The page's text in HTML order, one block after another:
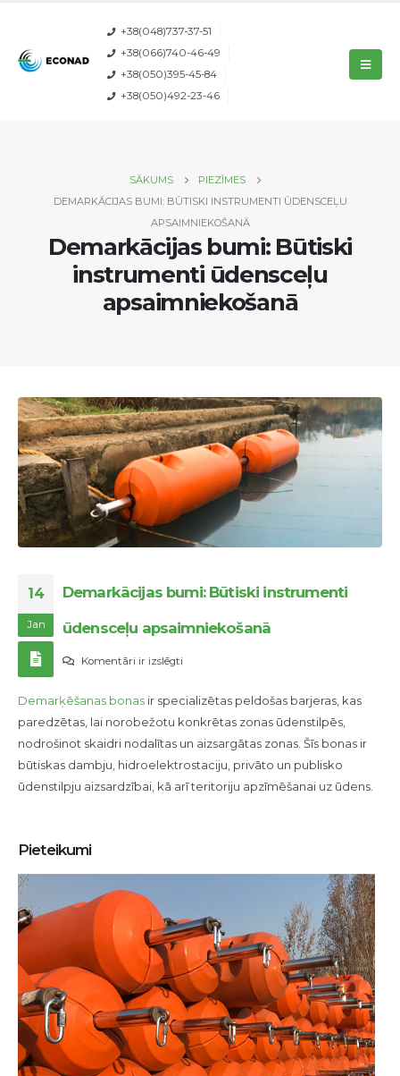
+38(048)737-37-51
+38(066)740-46-49
+38(050)395-45-84
+38(050)492-23-46
SĀKUMS
PIEZĪMES
DEMARKĀCIJAS BUMI: BŪTISKI INSTRUMENTI ŪDENSCEĻU
APSAIMNIEKOŠANĀ
Demarkācijas bumi: Būtiski
instrumenti ūdensceļu
apsaimniekošanā
14
Jan
Demarkācijas bumi: Būtiski instrumenti
ūdensceļu apsaimniekošanā
Komentāri ir izslēgtiDemarkācijas
Būtiski
instrumenti
ūdensceļu
apsaimniekošanā
Demarķēšanas bonas ir specializētas peldošas barjeras, kas
paredzētas, lai norobežotu konkrētas zonas ūdenstilpēs,
nodrošinot skaidri nodalītas un aizsargātas zonas. Šīs bonas ir
būtiskas dambju, hidroelektrostaciju, privāto un publisko
ūdenstilpju aizsardzībai, kā arī teritoriju apzīmēšanai uz ūdens.
Pieteikumi